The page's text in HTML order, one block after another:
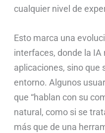
cualquier nivel de
Esto marca una
interfaces, donde la
aplicaciones, sino que
entorno. Algunos
que “hablan con su
natural, como si se
más que de una